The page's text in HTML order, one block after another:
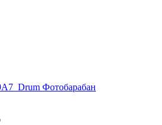
Фотобарабан